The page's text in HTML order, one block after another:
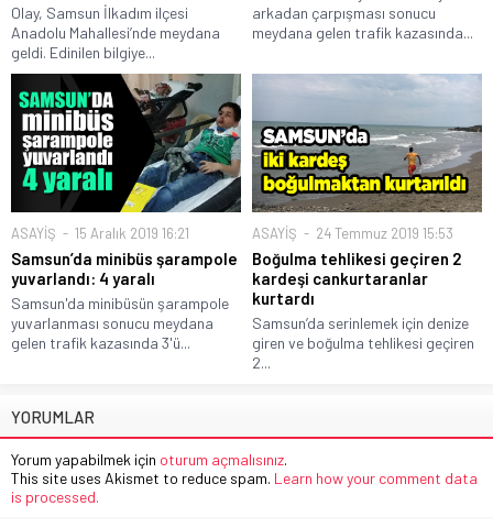
Olay, Samsun İlkadım ilçesi
Anadolu Mahallesi’nde meydana
geldi. Edinilen bilgiye...
arkadan çarpışması sonucu
meydana gelen trafik kazasında...
ASAYİŞ 15 Aralık 2019 16:21
Samsun’da minibüs şarampole
yuvarlandı: 4 yaralı
Samsun'da minibüsün şarampole
yuvarlanması sonucu meydana
gelen trafik kazasında 3'ü...
ASAYİŞ 24 Temmuz 2019 15:53
Boğulma tehlikesi geçiren 2
kardeşi cankurtaranlar
kurtardı
Samsun’da serinlemek için denize
giren ve boğulma tehlikesi geçiren
2...
YORUMLAR
Yorum yapabilmek için oturum açmalısınız.
This site uses Akismet to reduce spam. Learn how your comment data
is processed.